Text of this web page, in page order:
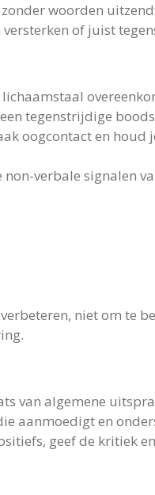
woorden
of juist
tegenstrijdige
oogcontact en
non-verbale signalen
niet om te
van algemene
aanmoedigt en
geef de kritiek